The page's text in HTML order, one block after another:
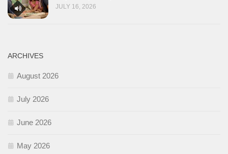
JULY 16, 2026
ARCHIVES
August 2026
July 2026
June 2026
May 2026